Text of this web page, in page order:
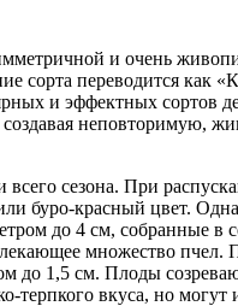
и очень
сорта переводится как
и эффектных сортов
неповторимую,
сезона. При
буро-красный цвет.
до 4 см, собранные в
множество пчел.
1,5 см. Плоды
вкуса, но могут